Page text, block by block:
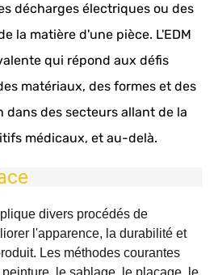
décharges électriques ou des
la matière d'une pièce. L'EDM
qui répond aux défis
matériaux, des formes et des
dans des secteurs allant de la
médicaux, et au-delà.
divers procédés de
l'apparence, la durabilité et
Les méthodes courantes